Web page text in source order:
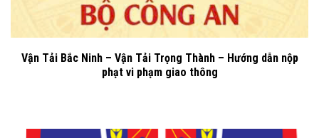
Vận Tải Bắc Ninh – Vận Tải Trọng Thành – Hướng dẫn nộp
phạt vi phạm giao thông